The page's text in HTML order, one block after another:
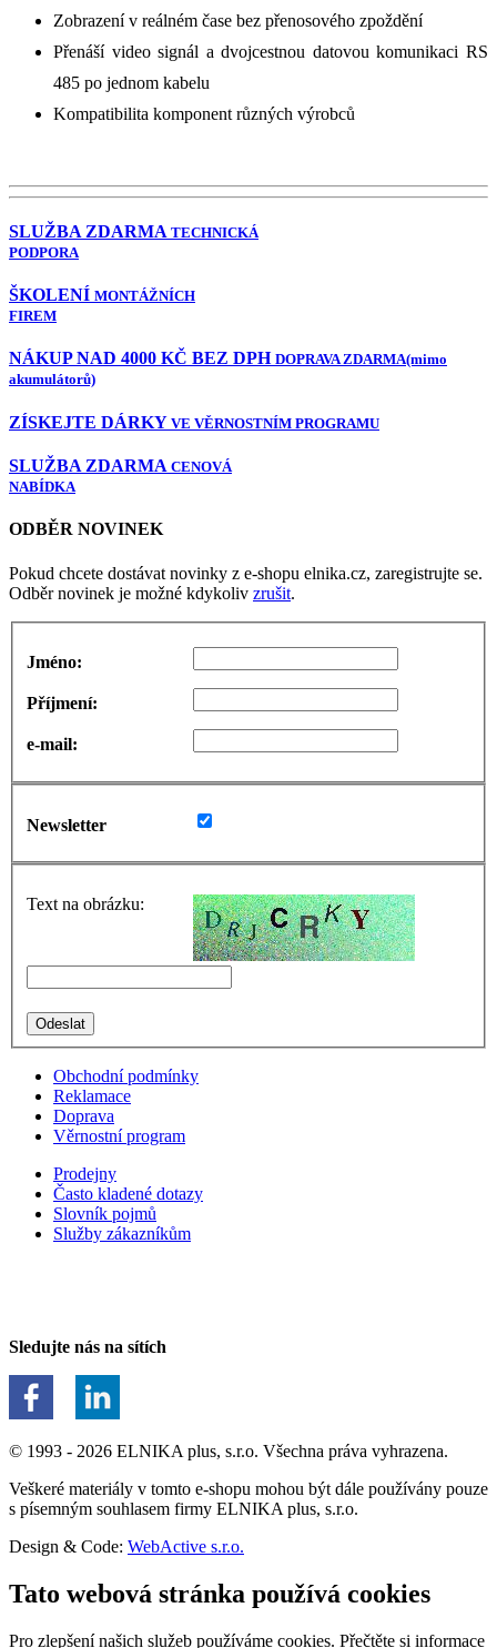
Zobrazení v reálném čase bez přenosového zpoždění
Přenáší video signál a dvojcestnou datovou komunikaci RS
485 po jednom kabelu
Kompatibilita komponent různých výrobců
SLUŽBA ZDARMA TECHNICKÁ
PODPORA
ŠKOLENÍ MONTÁŽNÍCH
FIREM
NÁKUP NAD 4000 KČ BEZ DPH DOPRAVA ZDARMA(mimo
akumulátorů)
ZÍSKEJTE DÁRKY VE VĚRNOSTNÍM PROGRAMU
SLUŽBA ZDARMA CENOVÁ
NABÍDKA
ODBĚR NOVINEK
Pokud chcete dostávat novinky z e-shopu elnika.cz, zaregistrujte se.
Odběr novinek je možné kdykoliv zrušit.
Jméno:
Příjmení:
e-mail:
Newsletter
Text na obrázku:
Obchodní podmínky
Reklamace
Doprava
Věrnostní program
Prodejny
Často kladené dotazy
Slovník pojmů
Služby zákazníkům
Sledujte nás na sítích
© 1993 - 2026 ELNIKA plus, s.r.o. Všechna práva vyhrazena.
Veškeré materiály v tomto e-shopu mohou být dále používány pouze
s písemným souhlasem firmy ELNIKA plus, s.r.o.
Design & Code: WebActive s.r.o.
Tato webová stránka používá cookies
Pro zlepšení našich služeb používáme cookies. Přečtěte si informace